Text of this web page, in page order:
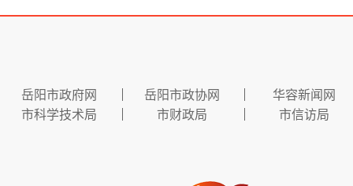
岳阳市政府网 岳阳市政协网
华容新闻网
市科学技术局
市财政局 市信访局